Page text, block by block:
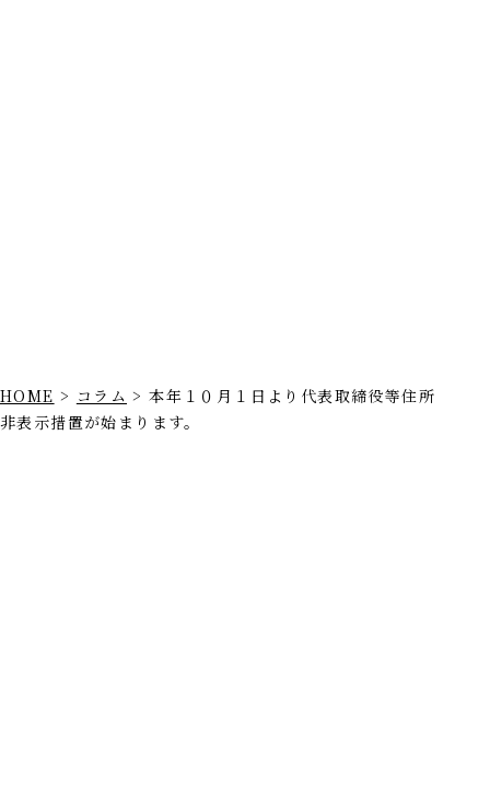
HOME > コラム >本年１０月１日より代表取締役等住所
非表示措置が始まります。